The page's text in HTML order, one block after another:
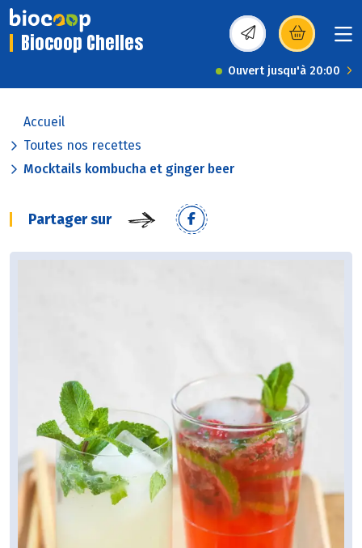
Biocoop Chelles (s’ouvre dans une
Ouvert jusqu'à 20:00
Accueil
Toutes nos recettes
Mocktails kombucha et ginger beer
Partager sur